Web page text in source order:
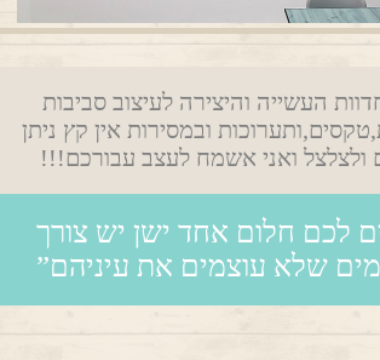
העשייה והיצירה לעיצוב סביבות
ובמסירות אין קץ ניתן
ואני אשמח לעצב עבורכם!!!
לכם חלום אחד ישן יש צורך
שלא עוצמים את עיניהם”